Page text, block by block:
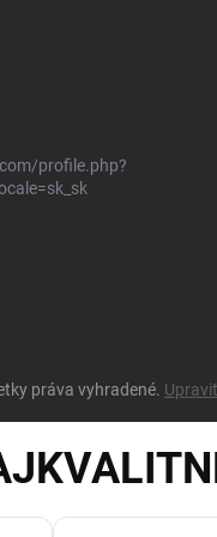
profile.php?
práva vyhradené.